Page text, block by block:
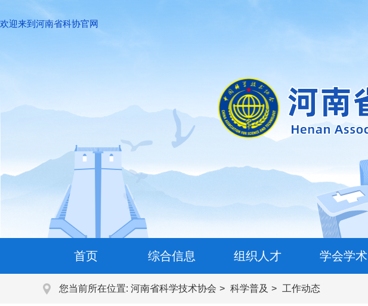
欢迎来到河南省科协官网
首页 综合信息 组织人才 学会学术
您当前所在位置: 河南省科学技术协会 科学普及 工作动态